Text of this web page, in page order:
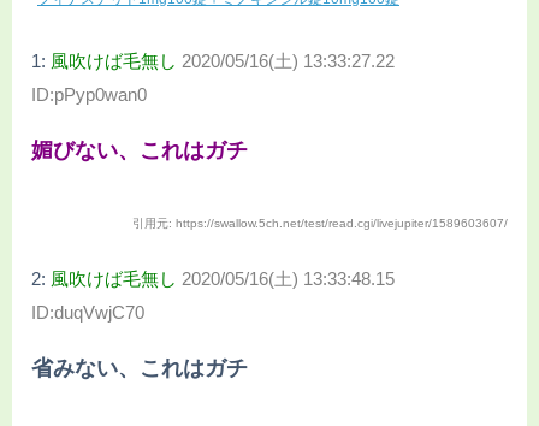
1: 風吹けば毛無し 2020/05/16(土) 13:33:27.22
ID:pPyp0wan0
媚びない、これはガチ
引用元: https://swallow.5ch.net/test/read.cgi/livejupiter/1589603607/
2: 風吹けば毛無し 2020/05/16(土) 13:33:48.15
ID:duqVwjC70
省みない、これはガチ